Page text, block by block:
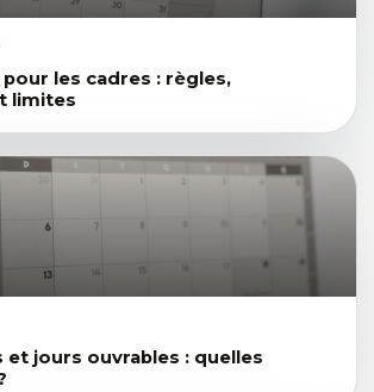
les cadres : règles,
limites
et jours ouvrables : quelles